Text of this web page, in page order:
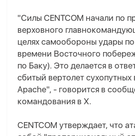
"Силы CENTCOM начали по
верховного
целях самообороны удары
времени Восточного
по Баку). Это делается в
сбитый вертолет
Apache", - говорится в
командования в X.
CENTCOM утверждает, что